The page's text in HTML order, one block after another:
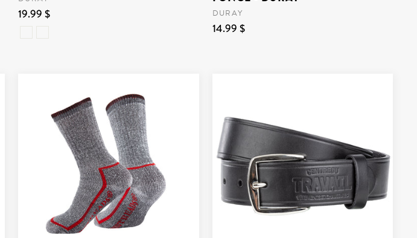
19.99 $ DURAY
14.99 $